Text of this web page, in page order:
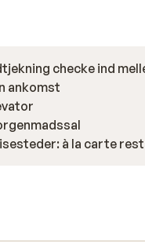
checke ind
ankomst
à la carte